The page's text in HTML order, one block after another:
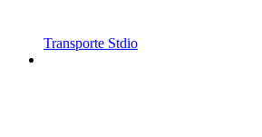
Transporte Stdio